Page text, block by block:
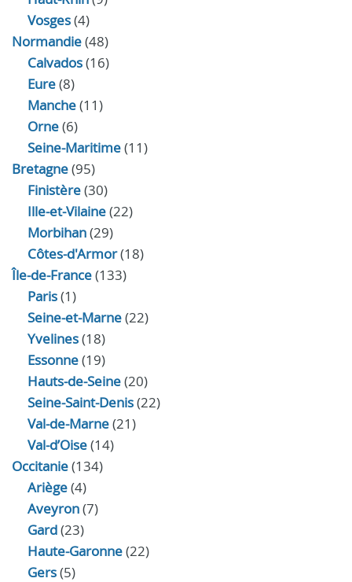
Vosges(4)
Normandie(48)
Calvados(16)
Eure(8)
Manche(11)
Orne(6)
Seine-Maritime(11)
Bretagne(95)
Finistère(30)
Ille-et-Vilaine(22)
Morbihan(29)
Côtes-d'Armor(18)
Île-de-France(133)
Paris(1)
Seine-et-Marne(22)
Yvelines(18)
Essonne(19)
Hauts-de-Seine(20)
Seine-Saint-Denis(22)
Val-de-Marne(21)
Val-d’Oise(14)
Occitanie(134)
Ariège(4)
Aveyron(7)
Gard(23)
Haute-Garonne(22)
Gers(5)